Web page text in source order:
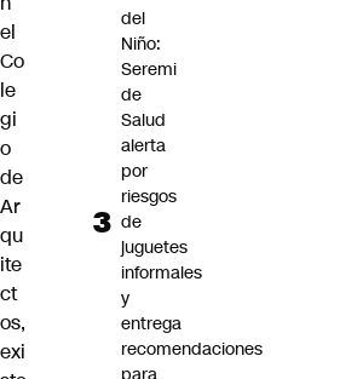
el
Co
le
gi
o
de
Ar
qu
ite
ct
os,
exi
del
Niño:
Seremi
de
Salud
alerta
por
riesgos
de
juguetes
informales
y
entrega
recomendaciones
para